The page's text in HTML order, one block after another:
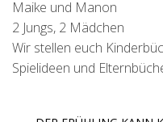
Maike und Manon
2 Jungs, 2 Mädchen
Wir stellen euch
Spielideen und